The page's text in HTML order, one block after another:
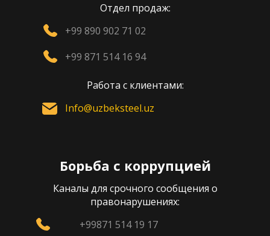
Отдел продаж:
+99 890 902 71 02
+99 871 514 16 94
Работа с клиентами:
Info@uzbeksteel.uz
Борьба с коррупцией
Каналы для срочного сообщения о
правонарушениях:
+99871 514 19 17